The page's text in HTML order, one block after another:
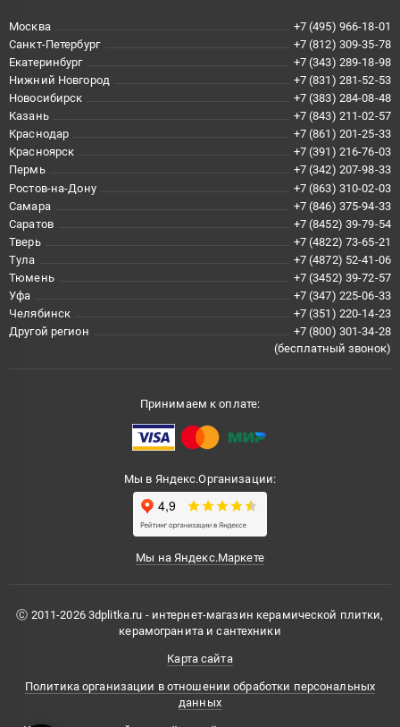
Москва
+7 (495) 966-18-01
Санкт-Петербург
+7 (812) 309-35-78
Екатеринбург
+7 (343) 289-18-98
Нижний Новгород
+7 (831) 281-52-53
Новосибирск
+7 (383) 284-08-48
Казань
+7 (843) 211-02-57
Краснодар
+7 (861) 201-25-33
Красноярск
+7 (391) 216-76-03
Пермь
+7 (342) 207-98-33
Ростов-на-Дону
+7 (863) 310-02-03
Самара
+7 (846) 375-94-33
Саратов
+7 (8452) 39-79-54
Тверь
+7 (4822) 73-65-21
Тула
+7 (4872) 52-41-06
Тюмень
+7 (3452) 39-72-57
Уфа
+7 (347) 225-06-33
Челябинск
+7 (351) 220-14-23
Другой регион
+7 (800) 301-34-28
(бесплатный звонок)
Принимаем к оплате:
Мы в Яндекс.Организации:
Мы на Яндекс.Маркете
Ⓒ 2011-2026 3dplitka.ru - интернет-магазин керамической плитки,
керамогранита и сантехники
Карта сайта
Политика организации в отношении обработки персональных
данных